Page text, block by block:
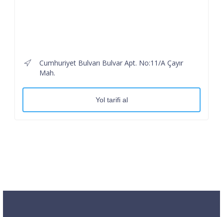
Cumhuriyet Bulvarı Bulvar Apt. No:11/A Çayır
Mah.
Yol tarifi al